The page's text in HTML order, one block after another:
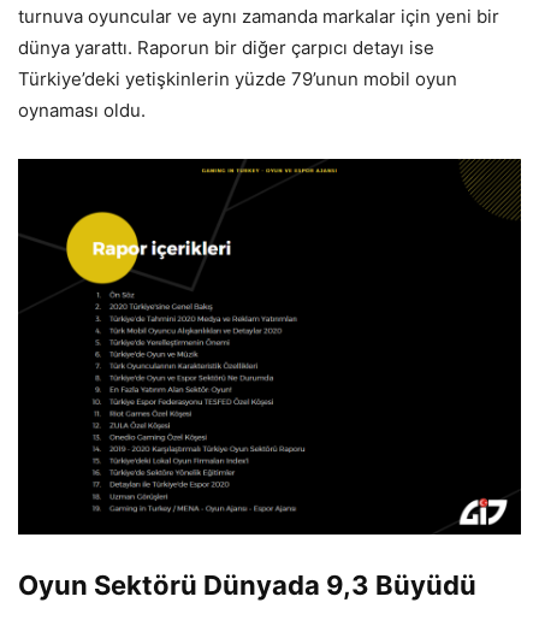
turnuva oyuncular ve aynı zamanda markalar için yeni bir
dünya yarattı. Raporun bir diğer çarpıcı detayı ise
Türkiye’deki yetişkinlerin yüzde 79’unun mobil oyun
oynaması oldu.
Oyun Sektörü Dünyada 9,3 Büyüdü